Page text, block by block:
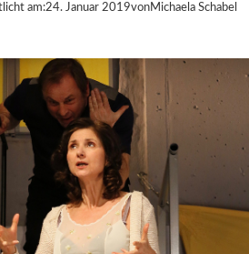
am:24. Januar 2019vonMichaela Schabel